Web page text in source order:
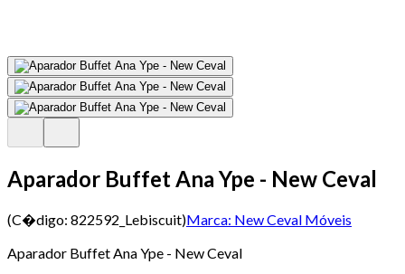
Aparador Buffet Ana Ype - New Ceval
(C�digo: 822592_Lebiscuit)Marca: New Ceval Móveis
Aparador Buffet Ana Ype - New Ceval